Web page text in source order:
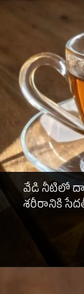
వేడి నీటిలో
శరీరానికి